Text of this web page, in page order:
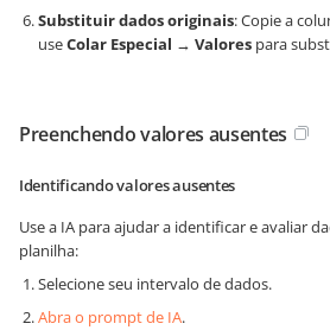
Substituir dados originais: Copie a
useColar Especial → Valores para
Preenchendo valores ausentes
Identificando valores ausentes
Use a IA para ajudar a identificar e avaliar
planilha:
Selecione seu intervalo de dados.
Abra o prompt de IA.